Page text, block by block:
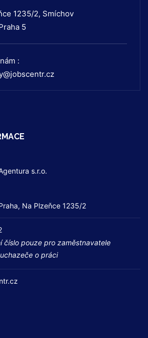
1235/2, Smíchov
5
:
s.r.o.
Na Plzeňce 1235/2
číslo pouze pro zaměstnavatele
o práci